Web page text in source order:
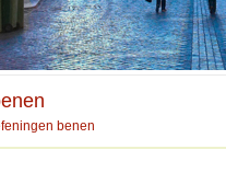
benen